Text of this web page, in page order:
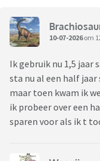
10-07-2026om
Ik gebruik nu 1,5 jaar
sta nu al een half
maar toen kwam ik
ik probeer over een
sparen voor als ik t